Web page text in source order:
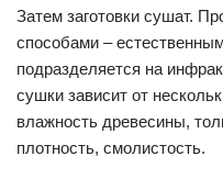
Затем заготовки сушат.
способами –
подразделяется на
сушки зависит от
влажность древесины,
плотность, смолистость.